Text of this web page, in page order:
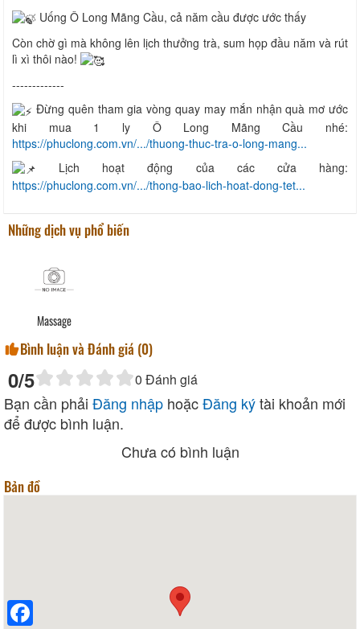
Uống Ô Long Mãng Cầu, cả năm cầu được ước thấy
Còn chờ gì mà không lên lịch thưởng trà, sum họp đầu năm và rút
lì xì thôi nào!
-------------
Đừng quên tham gia vòng quay may mắn nhận quà mơ ước
khi mua 1 ly Ô Long Mãng Cầu nhé:
https://phuclong.com.vn/.../thuong-thuc-tra-o-long-mang...
Lịch hoạt động của các cửa hàng:
https://phuclong.com.vn/.../thong-bao-lich-hoat-dong-tet...
Những dịch vụ phổ biến
Massage
Bình luận và Đánh giá (0)
0/5 0 Đánh giá
Bạn cần phải Đăng nhập hoặcĐăng kýtài khoản mới
để được bình luận.
Chưa có bình luận
Bản đồ